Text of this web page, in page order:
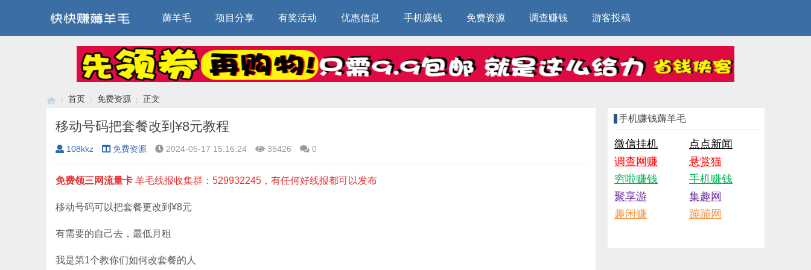
薅羊毛 项目分享 有奖活动 优惠信息 手机赚钱 免费资源 调查赚钱 游客投稿
›
首页
›
免费资源
›
正文
移动号码把套餐改到¥8元教程
108kkz 免费资源 2024-05-17 15:16:24 35426 0
免费领三网流量卡 羊毛线报收集群：529932245，有任何好线报都可以发布
移动号码可以把套餐更改到¥8元
有需要的自己去，最低月租
我是第1个教你们如何改套餐的人
手机赚钱薅羊毛
微信挂机
点点新闻
调查网赚
悬赏猫
穷啦赚钱
手机赚钱
聚享游
集趣网
趣闲赚
蹦蹦网